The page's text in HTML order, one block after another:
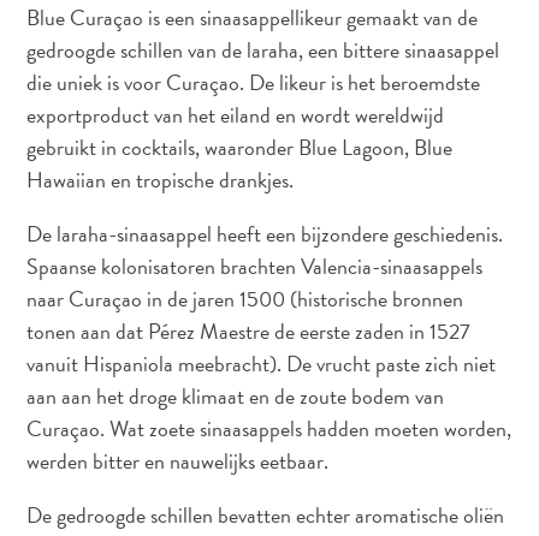
Reisvereisten
Waarom
Curacao?
Blue Curaçao is een sinaasappellikeur gemaakt van de
gedroogde schillen van de laraha, een bittere sinaasappel
die uniek is voor Curaçao. De likeur is het beroemdste
exportproduct van het eiland en wordt wereldwijd
gebruikt in cocktails, waaronder Blue Lagoon, Blue
Hawaiian en tropische drankjes.
De laraha-sinaasappel heeft een bijzondere geschiedenis.
Spaanse kolonisatoren brachten Valencia-sinaasappels
naar Curaçao in de jaren 1500 (historische bronnen
tonen aan dat Pérez Maestre de eerste zaden in 1527
vanuit Hispaniola meebracht). De vrucht paste zich niet
aan aan het droge klimaat en de zoute bodem van
Curaçao. Wat zoete sinaasappels hadden moeten worden,
werden bitter en nauwelijks eetbaar.
De gedroogde schillen bevatten echter aromatische oliën